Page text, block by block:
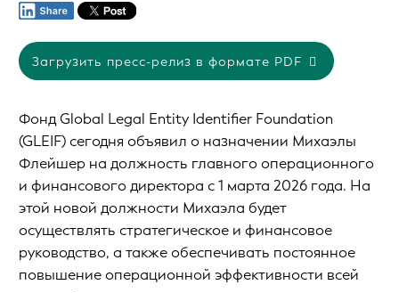
Загрузить пресс-релиз в формате PDF
Фонд Global Legal Entity Identifier Foundation
(GLEIF) сегодня объявил о назначении Михаэлы
Флейшер на должность главного операционного
и финансового директора с 1 марта 2026 года. На
этой новой должности Михаэла будет
осуществлять стратегическое и финансовое
руководство, а также обеспечивать постоянное
повышение операционной эффективности всей